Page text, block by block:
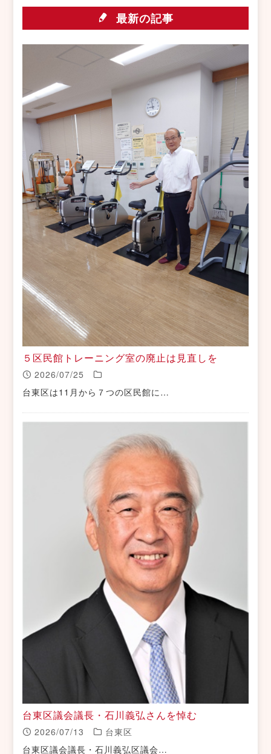
最新の記事
５区民館トレーニング室の廃止は見直しを
2026/07/25
台東区は11月から７つの区民館に…
台東区議会議長・石川義弘さんを悼む
2026/07/13
台東区
台東区議会議長・石川義弘区議会…